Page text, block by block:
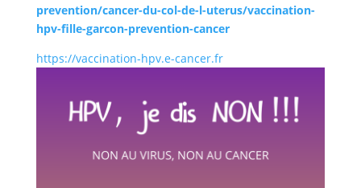
prevention/cancer-du-col-de-l-uterus/vaccination-
hpv-fille-garcon-prevention-cancer
https://vaccination-hpv.e-cancer.fr